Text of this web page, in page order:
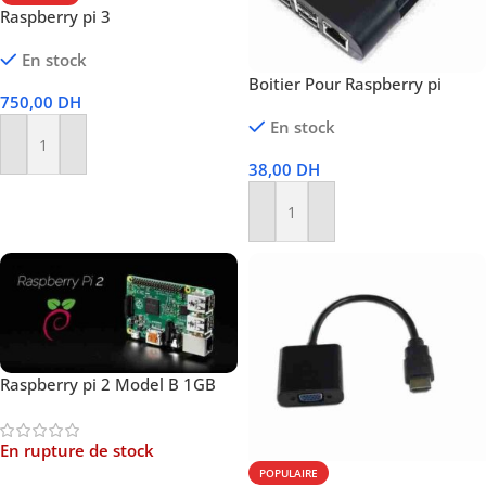
Raspberry pi 3
En stock
750,00 DH
Ajouter Au Panier
Boitier Pour Raspberry pi
En stock
38,00 DH
Ajouter Au Panier
Raspberry pi 2 Model B 1GB
En rupture de stock
POPULAIRE